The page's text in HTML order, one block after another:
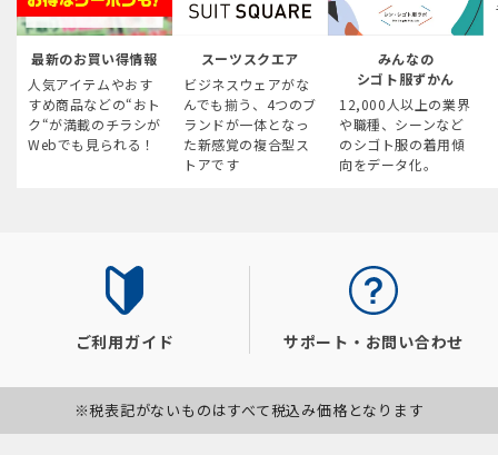
最新のお買い得情報
人気アイテムやおす
すめ商品などの“おト
ク“が満載のチラシが
Webでも見られる！
スーツスクエア
ビジネスウェアがな
んでも揃う、4つのブ
ランドが一体となっ
た新感覚の複合型ス
トアです
みんなの
シゴト服ずかん
12,000人以上の業界
や職種、シーンなど
のシゴト服の着用傾
向をデータ化。
ご利用ガイド サポート・お問い合わせ
※税表記がないものはすべて税込み価格となります